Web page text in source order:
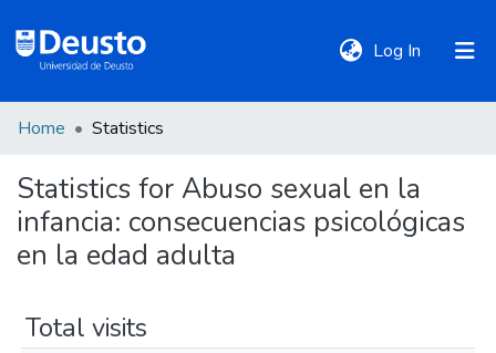
Log In (current)
Communities
&
All of DSpace
Home Statistics
Statistics for Abuso sexual en la
infancia: consecuencias psicológicas
en la edad adulta
Total visits